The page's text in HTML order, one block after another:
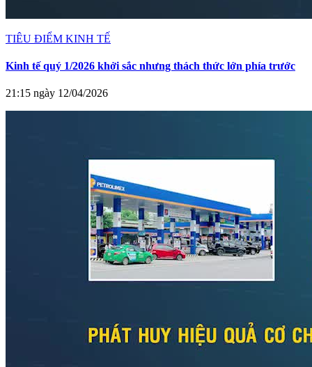
TIÊU ĐIỂM KINH TẾ
Kinh tế quý 1/2026 khởi sắc nhưng thách thức lớn phía trước
21:15 ngày 12/04/2026